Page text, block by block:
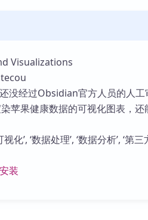
Visualizations
没经过Obsidian官方人员的人工
苹果健康数据的可视化图表，还
化’, ‘数据处理’, ‘数据分析’, ‘第
装